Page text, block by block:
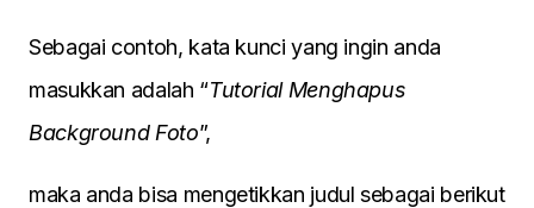
Sebagai contoh, kata kunci yang ingin anda
masukkan adalah “Tutorial Menghapus
Background Foto”,
maka anda bisa mengetikkan judul sebagai berikut